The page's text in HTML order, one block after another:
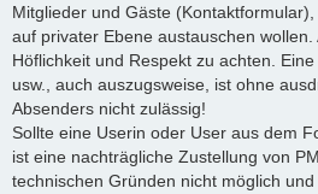
Mitglieder und Gäste
auf privater Ebene austauschen
Höflichkeit und Respekt zu achten.
usw., auch auszugsweise, ist ohne
Absenders nicht zulässig!
Sollte eine Userin oder User aus dem
ist eine nachträgliche Zustellung von
technischen Gründen nicht möglich